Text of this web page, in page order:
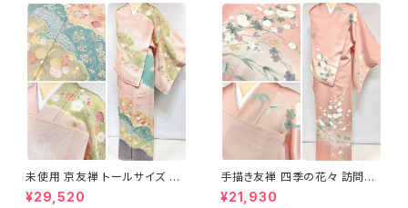
未使用 京友禅 トールサイズ 染
め分け 金彩 訪問着 袷 正絹 ピ
ンク 黄緑 紫 黄色 1438
¥29,520
手描き友禅 四季の花々 訪問着
袷 正絹 サーモンピンク クリー
ム 白 桃花色 1434
¥21,930